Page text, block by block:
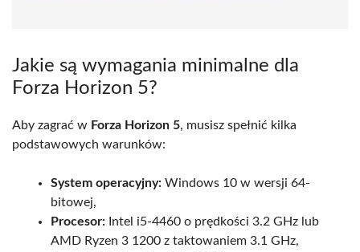
Jakie są wymagania minimalne dla
Forza Horizon 5?
Aby zagrać w Forza Horizon 5, musisz spełnić kilka
podstawowych warunków:
System operacyjny: Windows 10 w wersji 64-
bitowej,
Procesor: Intel i5-4460 o prędkości 3.2 GHz lub
AMD Ryzen 3 1200 z taktowaniem 3.1 GHz,